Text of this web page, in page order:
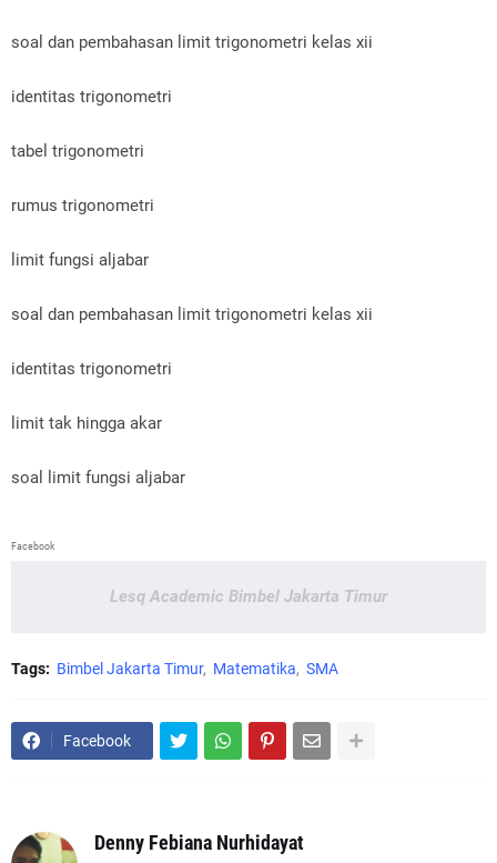
soal dan pembahasan limit trigonometri kelas xii
identitas trigonometri
tabel trigonometri
rumus trigonometri
limit fungsi aljabar
soal dan pembahasan limit trigonometri kelas xii
identitas trigonometri
limit tak hingga akar
soal limit fungsi aljabar
Facebook
Lesq Academic Bimbel Jakarta Timur
Tags: Bimbel Jakarta Timur Matematika SMA
Facebook
Denny Febiana Nurhidayat